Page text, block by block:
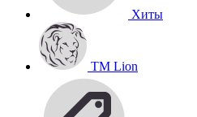
Хиты
TM Lion